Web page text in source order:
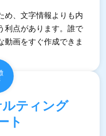
め、文字情報よりも内
利点があります。誰で
動画をすぐ作成できま
ティング
ト